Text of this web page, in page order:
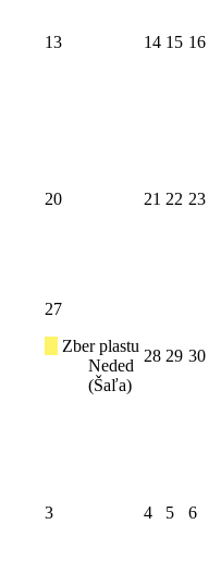
13 14 15 16
20 21 22 23
27
Zber plastu
Neded
(Šaľa)
28 29 30
3 4 5 6